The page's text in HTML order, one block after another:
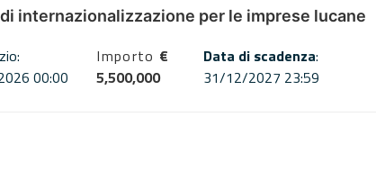
internazionalizzazione per le imprese lucane
00:00
Importo €
5,500,000
Data di scadenza:
31/12/2027 23:59